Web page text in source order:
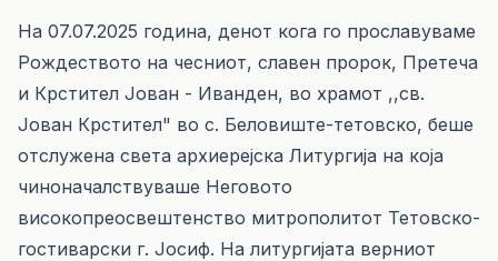
На 07.07.2025 година, денот кога го прославуваме
Рождеството на чесниот, славен пророк, Претеча
и Крстител Јован - Иванден, во храмот ,,св.
Јован Крстител" во с. Беловиште-тетовско, беше
отслужена света архиерејска Литургија на која
чиноначалствуваше Неговото
високопреосвештенство митрополитот Тетовско-
гостиварски г. Јосиф. На литургијата верниот